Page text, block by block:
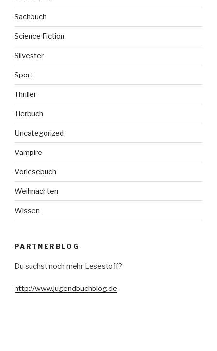
Sachbuch
Science Fiction
Silvester
Sport
Thriller
Tierbuch
Uncategorized
Vampire
Vorlesebuch
Weihnachten
Wissen
PARTNERBLOG
Du suchst noch mehr Lesestoff?
http://www.jugendbuchblog.de